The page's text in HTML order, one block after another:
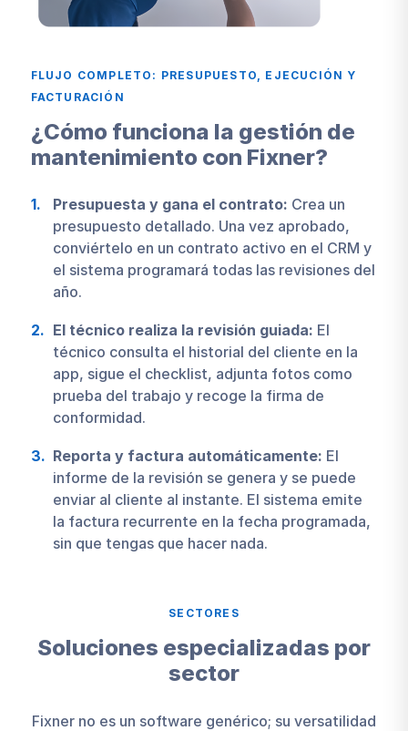
FLUJO COMPLETO: PRESUPUESTO, EJECUCIÓN Y
FACTURACIÓN
¿Cómo funciona la gestión de
mantenimiento con Fixner?
Presupuesta y gana el contrato: Crea un
presupuesto detallado. Una vez aprobado,
conviértelo en un contrato activo en el CRM y
el sistema programará todas las revisiones del
año.
El técnico realiza la revisión guiada: El
técnico consulta el historial del cliente en la
app, sigue el checklist, adjunta fotos como
prueba del trabajo y recoge la firma de
conformidad.
Reporta y factura automáticamente: El
informe de la revisión se genera y se puede
enviar al cliente al instante. El sistema emite
la factura recurrente en la fecha programada,
sin que tengas que hacer nada.
SECTORES
Soluciones especializadas por
sector
Fixner no es un software genérico; su versatilidad